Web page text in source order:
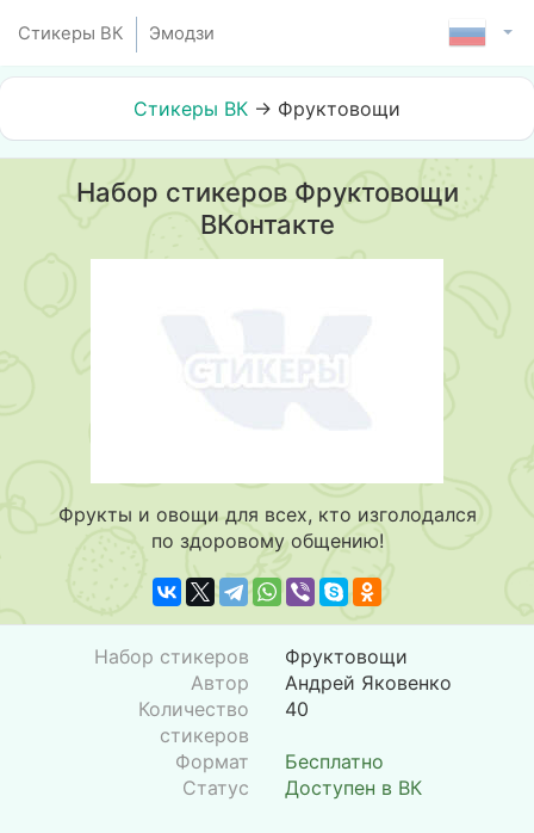
Стикеры ВК Эмодзи
Стикеры ВК → Фруктовощи
Набор стикеров Фруктовощи
ВКонтакте
Фрукты и овощи для всех, кто изголодался
по здоровому общению!
Набор стикеров
Фруктовощи
Автор
Андрей Яковенко
Количество
стикеров
40
Формат
Бесплатно
Статус
Доступен в ВК